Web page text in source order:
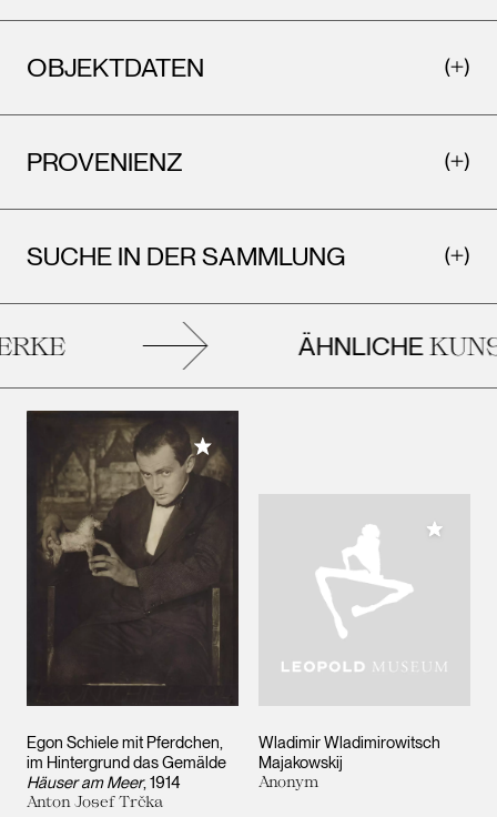
OBJEKTDATEN
PROVENIENZ
SUCHE IN DER SAMMLUNG
ÄHNLICHE
Egon Schiele mit Pferdchen,
im Hintergrund das Gemälde
Häuser am Meer, 1914
Anton Josef Trčka
Meiner Sammlung hinzufügen
Wladimir Wladimirowitsch
Majakowskij
Anonym
Meiner